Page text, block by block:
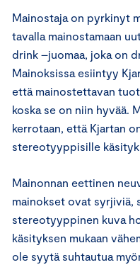
Mainostaja on pyrkinyt
tavalla mainostamaan
drink –juomaa, joka on
Mainoksissa esiintyy
että mainostettavan
koska se on niin hyvää.
kerrotaan, että Kjartan
stereotyyppisille
Mainonnan eettinen
mainokset ovat syrjiviä,
stereotyyppinen kuva
käsityksen mukaan
ole syytä suhtautua